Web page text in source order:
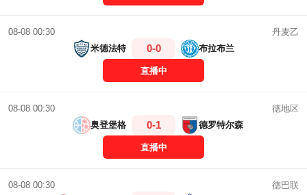
08-08 00:30
丹麦乙
米德法特
0-0 布拉布兰
直播中
08-08 00:30
德地区
奥登堡格
0-1 德罗特尔森
直播中
08-08 00:30
德巴联